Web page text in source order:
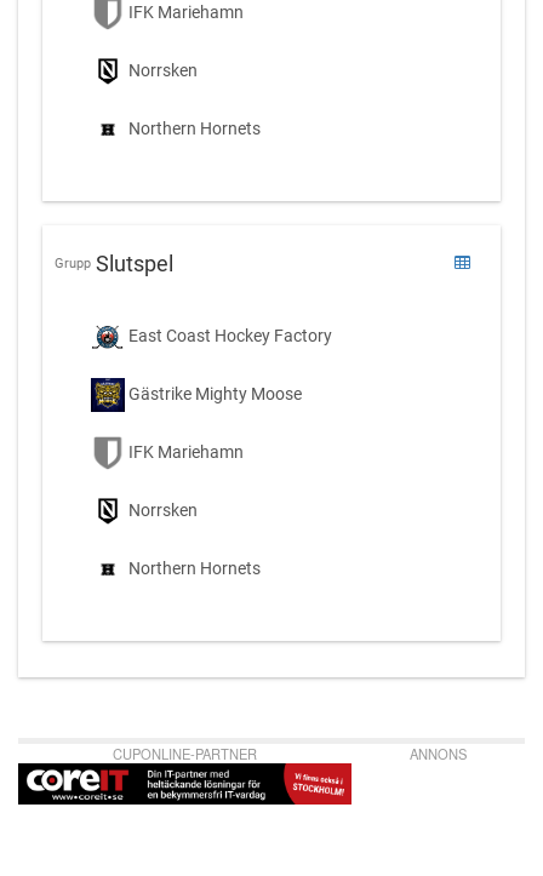
IFK Mariehamn
Norrsken
Northern Hornets
Grupp Slutspel
East Coast Hockey Factory
Gästrike Mighty Moose
IFK Mariehamn
Norrsken
Northern Hornets
CUPONLINE-PARTNER ANNONS